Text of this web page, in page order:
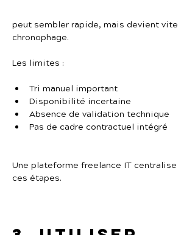
peut sembler rapide, mais devient vite
chronophage.
Les limites :
Tri manuel important
Disponibilité incertaine
Absence de validation technique
Pas de cadre contractuel intégré
Une plateforme freelance IT centralise
ces étapes.